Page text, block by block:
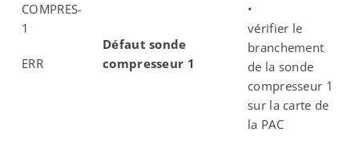
COMPRES-
1
ERR
Défaut sonde
compresseur 1
•
vérifier le
branchement
de la sonde
compresseur 1
sur la carte de
la PAC